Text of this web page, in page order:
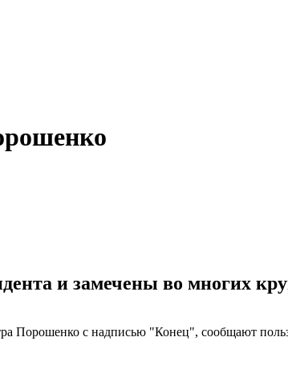
и замечены во многих
Порошенко с надписью "Конец", сообщают